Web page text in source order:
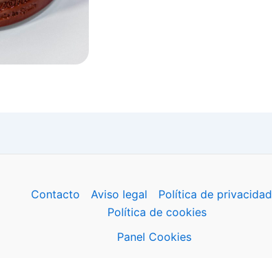
Contacto Aviso legal
Política de privacidad
Política de cookies
Panel Cookies